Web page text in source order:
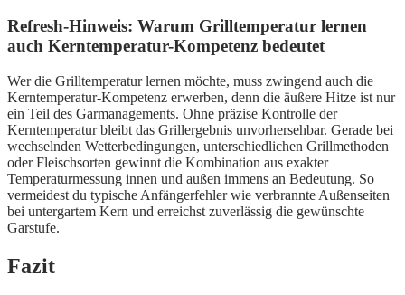
Refresh-Hinweis: Warum Grilltemperatur lernen
auch Kerntemperatur-Kompetenz bedeutet
Wer die Grilltemperatur lernen möchte, muss zwingend auch die
Kerntemperatur-Kompetenz erwerben, denn die äußere Hitze ist nur
ein Teil des Garmanagements. Ohne präzise Kontrolle der
Kerntemperatur bleibt das Grillergebnis unvorhersehbar. Gerade bei
wechselnden Wetterbedingungen, unterschiedlichen Grillmethoden
oder Fleischsorten gewinnt die Kombination aus exakter
Temperaturmessung innen und außen immens an Bedeutung. So
vermeidest du typische Anfängerfehler wie verbrannte Außenseiten
bei untergartem Kern und erreichst zuverlässig die gewünschte
Garstufe.
Fazit